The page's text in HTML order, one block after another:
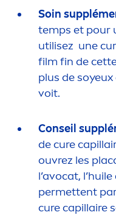
Soin supplé
temps et pour
utilisez une
film fin de
plus de
voit.
Conseil supplé
de cure
ouvrez les
l’avocat,
permettent
cure capillaire